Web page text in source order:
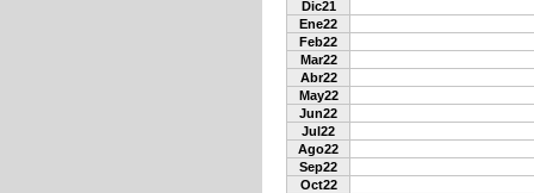
Dic21
Ene22
Feb22
Mar22
Abr22
May22
Jun22
Jul22
Ago22
Sep22
Oct22